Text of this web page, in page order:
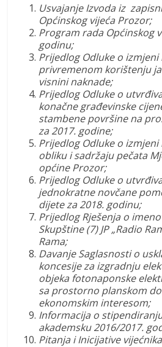
Usvajanje Izvoda iz
Općinskog vijeća Prozor;
Program rada Općinskog
godinu;
Prijedlog Odluke o
privremenom korištenju
visnini naknade;
Prijedlog Odluke o
konačne građevinske
stambene površine na
za 2017. godine;
Prijedlog Odluke o
obliku i sadržaju pečata
općine Prozor;
Prijedlog Odluke o
jednokratne novčane
dijete za 2018. godinu;
Prijedlog Rješenja o
Skupštine (7) JP „Radio
Rama;
Davanje Saglasnosti o
koncesije za izgradnju
objeka fotonaponske
sa prostorno planskom
ekonomskim interesom;
Informacija o
akademsku 2016/2017.
Pitanja i Inicijative